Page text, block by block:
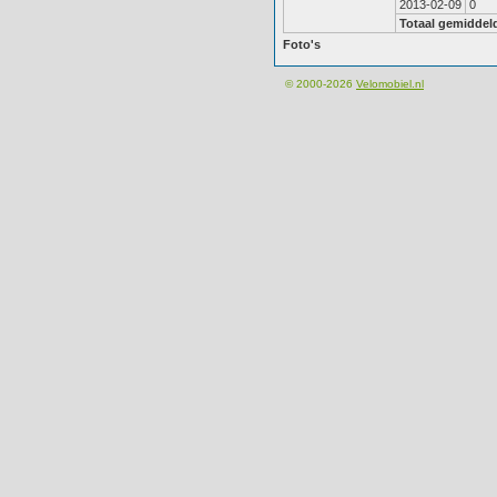
2013-02-09 0
Totaal
Foto's
© 2000-2026 Velomobiel.nl